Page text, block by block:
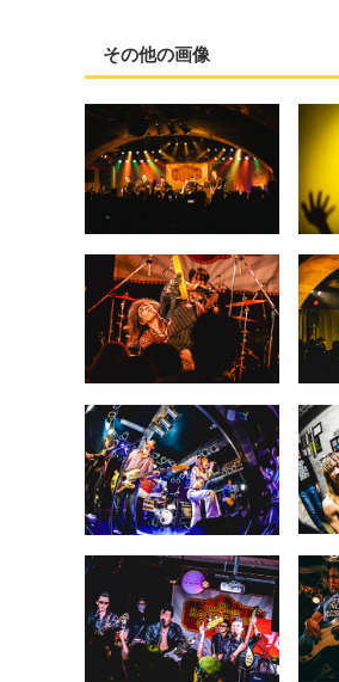
その他の画像